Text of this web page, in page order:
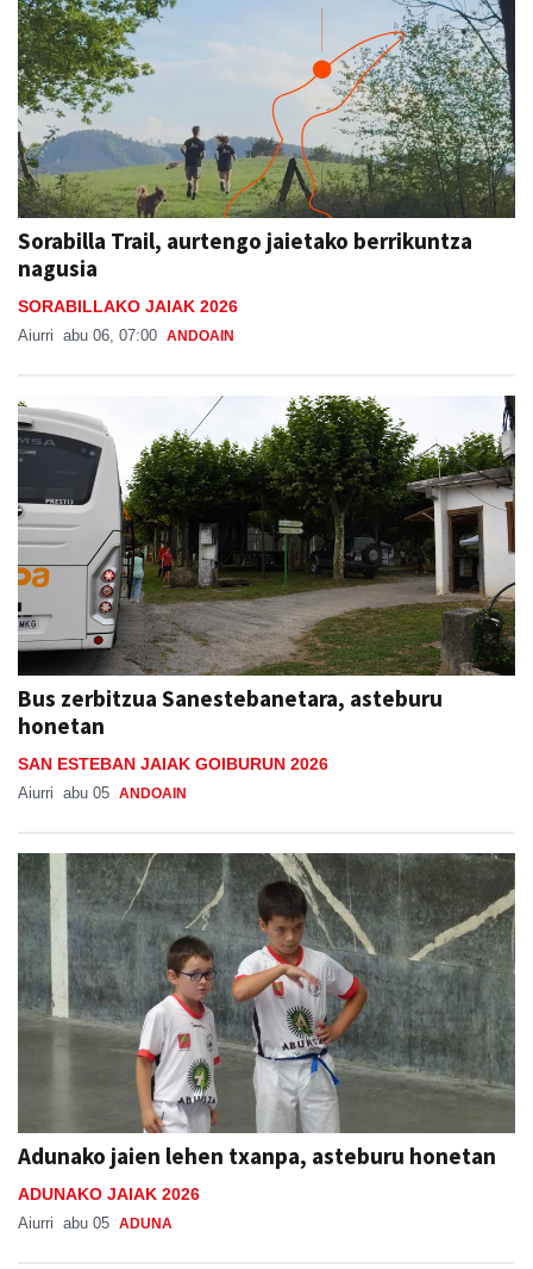
Sorabilla Trail, aurtengo jaietako berrikuntza
nagusia
SORABILLAKO JAIAK 2026
Aiurri abu 06, 07:00 ANDOAIN
Bus zerbitzua Sanestebanetara, asteburu
honetan
SAN ESTEBAN JAIAK GOIBURUN 2026
Aiurri abu 05 ANDOAIN
Adunako jaien lehen txanpa, asteburu honetan
ADUNAKO JAIAK 2026
Aiurri abu 05 ADUNA